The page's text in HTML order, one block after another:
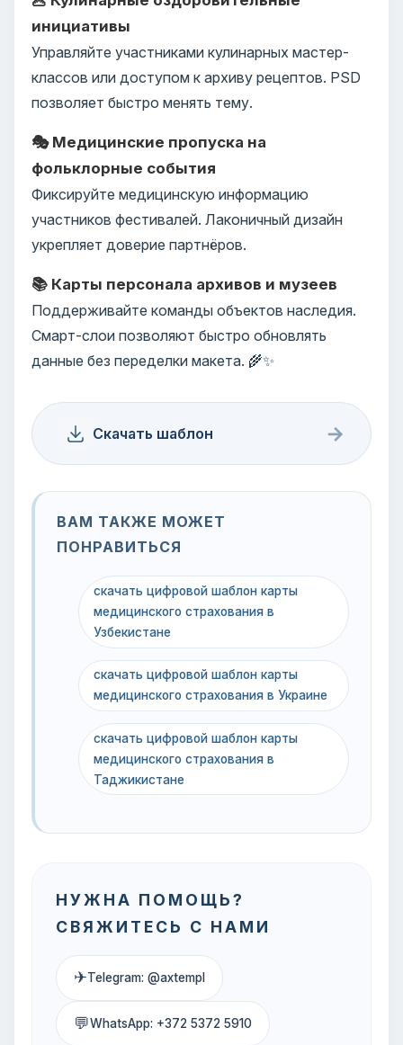
инициативы
Управляйте участниками кулинарных мастер-
классов или доступом к архиву рецептов. PSD
позволяет быстро менять тему.
🎭 Медицинские пропуска на
фольклорные события
Фиксируйте медицинскую информацию
участников фестивалей. Лаконичный дизайн
укрепляет доверие партнёров.
📚 Карты персонала архивов и музеев
Поддерживайте команды объектов наследия.
Смарт-слои позволяют быстро обновлять
данные без переделки макета. 🌾✨
Скачать шаблон →
ВАМ ТАКЖЕ МОЖЕТ
ПОНРАВИТЬСЯ
скачать цифровой шаблон карты
медицинского страхования в
Узбекистане
скачать цифровой шаблон карты
медицинского страхования в Украине
скачать цифровой шаблон карты
медицинского страхования в
Таджикистане
НУЖНА ПОМОЩЬ?
СВЯЖИТЕСЬ С НАМИ
✈Telegram: @axtempl
💬WhatsApp: +372 5372 5910